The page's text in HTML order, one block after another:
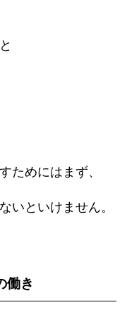
と
ためにはまず、
いといけません。
働き